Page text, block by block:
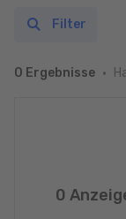
0 Ergebnisse
Filter
0